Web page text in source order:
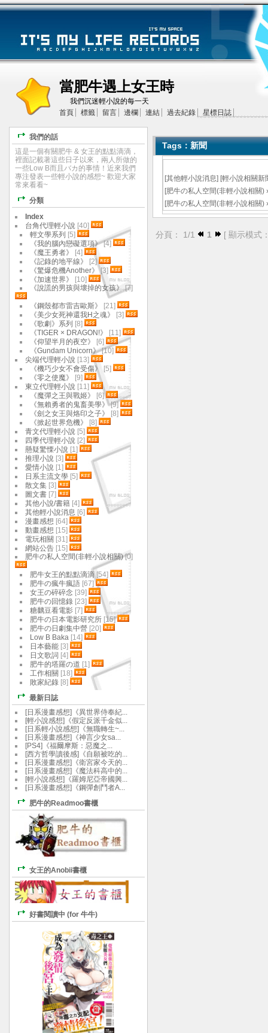
當肥牛遇上女王時
我們沉迷輕小說的每一天
首頁
標籤 留言 邊欄 連結 過去紀錄 星標日誌
Tags：新聞
[其他輕小說消息] [輕小說相關新
[肥牛の私人空間(非輕小說相關)
[肥牛の私人空間(非輕小說相關)
分頁： 1/1 1 [ 顯示模式
我們的話
這是一個有關肥牛 & 女王的點點滴滴，
裡面記載著這些日子以來，兩人所做的
一些Low B而且バカ的事情！近來我們
專注發表一些輕小說的感想~ 歡迎大家
常來看看~
分類
Index
台角代理輕小說 [40]
輕文學系列 [5]
《我的腦內戀礙選項》[4]
《魔王勇者》
[4]
《記錄的地平線》
[2]
《驚爆危機Another》[3]
《加速世界》
[10]
《說謊的男孩與壞掉的女孩》[7]
《鋼殼都市雷吉歐斯》
[21]
《美少女死神還我H之魂》
[3]
《歌劇》系列 [8]
《TIGER × DRAGON!》
[11]
《仰望半月的夜空》
[6]
《Gundam Unicorn》[10]
尖端代理輕小說 [13]
《機巧少女不會受傷》
[5]
《零之使魔》
[9]
東立代理輕小說 [11]
《魔彈之王與戰姬》
[6]
《無賴勇者的鬼畜美學》[9]
《劍之女王與烙印之子》
[8]
《掀起世界危機》
[8]
青文代理輕小說 [5]
四季代理輕小說 [2]
懸疑驚慄小說 [1]
推理小說 [3]
愛情小說 [1]
日系主流文學 [5]
散文集 [3]
圖文書 [7]
其他小說/書籍 [4]
其他輕小說消息 [6]
漫畫感想 [64]
動畫感想 [15]
電玩相關 [31]
網站公告 [15]
肥牛の私人空間(非輕小說相關)[0]
肥牛女王的點點滴滴[54]
肥牛の瘋牛瘋語 [67]
女王の碎碎念 [39]
肥牛の回憶錄 [23]
糖黐豆看電影 [7]
肥牛の日本電影研究所 [15]
肥牛の日劇集中營 [20]
Low B Baka [14]
日本藝能 [3]
日文歌詞 [4]
肥牛的塔羅の道 [1]
工作相關 [18]
敗家紀錄 [8]
最新日誌
[日系漫畫感想]《異世界侍奉紀...
[輕小說感想]《假定反派千金似...
[日系輕小說感想]《無職轉生~...
[日系漫畫感想]《神言少女sa...
[PS4]《福爾摩斯：惡魔之...
[西方哲學讀後感]《自願被吃的...
[日系漫畫感想]《衛宮家今天的...
[日系漫畫感想]《魔法科高中的...
[輕小說感想]《羅姆尼亞帝國興...
[日系漫畫感想]《鋼彈創鬥者A...
肥牛的Readmoo書櫃
女王的Anobii書櫃
好書閱讀中 (for 牛牛)